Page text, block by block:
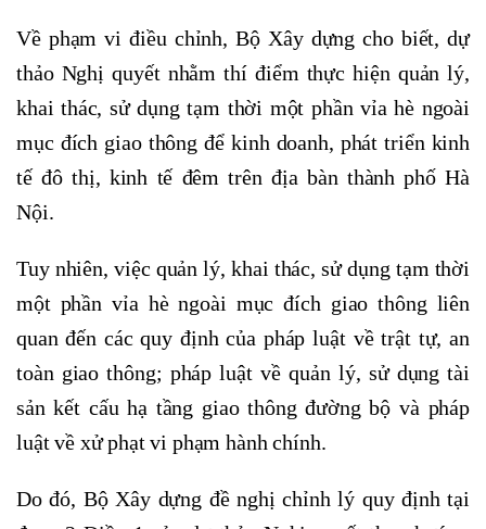
Về phạm vi điều chỉnh, Bộ Xây dựng cho biết, dự
thảo Nghị quyết nhằm thí điểm thực hiện quản lý,
khai thác, sử dụng tạm thời một phần vỉa hè ngoài
mục đích giao thông để kinh doanh, phát triển kinh
tế đô thị, kinh tế đêm trên địa bàn thành phố Hà
Nội.
Tuy nhiên, việc quản lý, khai thác, sử dụng tạm thời
một phần vỉa hè ngoài mục đích giao thông liên
quan đến các quy định của pháp luật về trật tự, an
toàn giao thông; pháp luật về quản lý, sử dụng tài
sản kết cấu hạ tầng giao thông đường bộ và pháp
luật về xử phạt vi phạm hành chính.
Do đó, Bộ Xây dựng đề nghị chỉnh lý quy định tại